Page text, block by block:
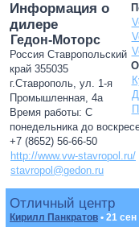
Информация о
дилере
Гедон-Моторс
Россия Ставропольский
край 355035
г.Ставрополь, ул. 1-я
Промышленная, 4а
Время работы: С
понедельника до
+7 (8652) 56-66-50
http://www.vw-stavropol.ru/
stavropol@gedon.ru
Отличный центр
Кирилл Панкратов • 21